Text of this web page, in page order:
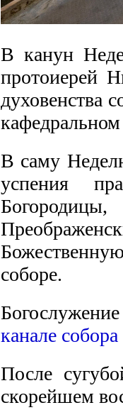
В канун
протоиерей
духовенства
В саму
успения
соборе.
канале собора
После
скорейшем